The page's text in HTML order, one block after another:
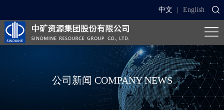
中文 English
公司新闻 COMPANY NEWS